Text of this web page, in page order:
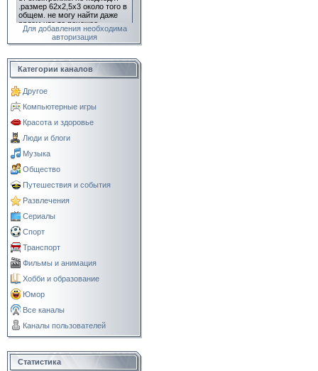
Для добавления необходима
авторизация
Категории каналов
Другое
Компьютерные игры
Красота и здоровье
Люди и блоги
Музыка
Общество
Путешествия и события
Развлечения
Сериалы
Спорт
Транспорт
Фильмы и анимация
Хобби и образование
Юмор
Все каналы
Каналы пользователей
Статистика